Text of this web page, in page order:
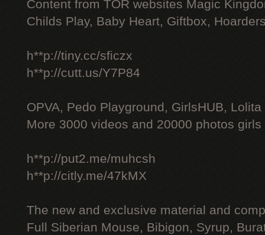
Content from TOR websites Magic
Childs Play, Baby Heart, Giftbox,
h**p://tiny.cc/sficzx
h**p://cutt.us/Y7P84
OPVA, Pedo Playground, GirlsHUB, Lolita
More 3000 videos and 20000 photos
h**p://put2.me/muhcsh
h**p://citly.me/47kMX
The new and exclusive material and
Full Siberian Mouse, Bibigon, Syrup,